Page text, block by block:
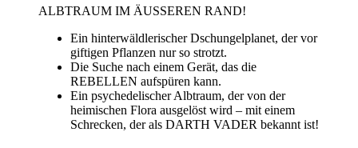
ALBTRAUM IM ÄUSSEREN RAND!
Ein hinterwäldlerischer Dschungelplanet, der vor
giftigen Pflanzen nur so strotzt.
Die Suche nach einem Gerät, das die
REBELLEN aufspüren kann.
Ein psychedelischer Albtraum, der von der
heimischen Flora ausgelöst wird – mit einem
Schrecken, der als DARTH VADER bekannt ist!